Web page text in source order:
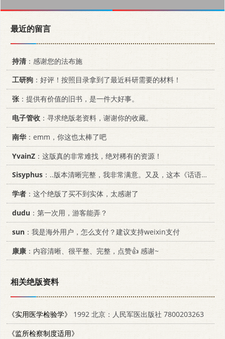
最近的留言
持清：感谢您的法布施
工研狗 ：好评！按照目录拿到了最近科研需要的材料！
张：提供有价值的旧书，是一件大好事。
电子管收 ：寻求绝版老资料，谢谢你的收藏。
南华：emm，你这也太棒了吧
YvainZ ：这版真的非常难找，绝对稀有的资源！
Sisyphus ：..版本清晰完整，我非常满意。又及，这本《话语的真相》...
学者 ：这个绝版了买不到实体，太感谢了
dudu ：第一次用，游客能弄？
sun ：我是海外用户，怎么支付？建议支持weixin支付
康康 ：内容清晰、很平整、完整，点赞👍 感谢~
相关绝版资料
《实用医学检验学》
1992 北京：人民军医出版社 7800203263
《监所检察制度适用》